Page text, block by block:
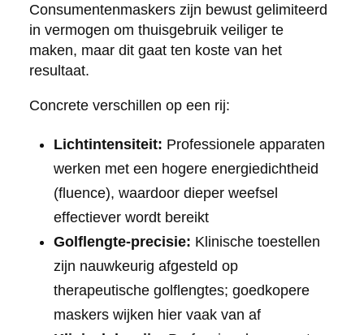
Consumentenmaskers zijn bewust gelimiteerd
in vermogen om thuisgebruik veiliger te
maken, maar dit gaat ten koste van het
resultaat.
Concrete verschillen op een rij:
Lichtintensiteit: Professionele apparaten
werken met een hogere energiedichtheid
(fluence), waardoor dieper weefsel
effectiever wordt bereikt
Golflengte-precisie: Klinische toestellen
zijn nauwkeurig afgesteld op
therapeutische golflengtes; goedkopere
maskers wijken hier vaak van af